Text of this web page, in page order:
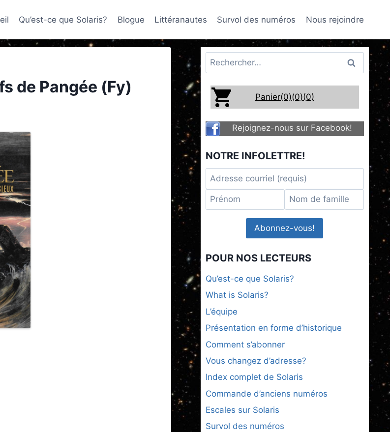
Qu’est-ce que Solaris? Blogue Littéranautes Survol des numéros Nous rejoindre
de Pangée (Fy)
Rechercher :
Panier(0)(0)(0)
Rejoignez-nous sur Facebook!
NOTRE INFOLETTRE!
POUR NOS LECTEURS
Qu’est-ce que Solaris?
What is Solaris?
L’équipe
Présentation en forme d’historique
Comment s’abonner
Vous changez d’adresse?
Index complet de Solaris
Commande d’anciens numéros
Escales sur Solaris
Survol des numéros